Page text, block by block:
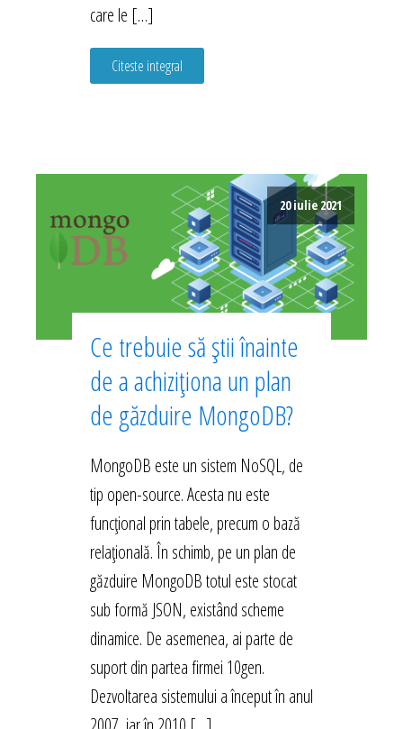
care le […]
Citeste integral
20 iulie 2021
Ce trebuie să știi înainte
de a achiziționa un plan
de găzduire MongoDB?
MongoDB este un sistem NoSQL, de
tip open-source. Acesta nu este
funcțional prin tabele, precum o bază
relațională. În schimb, pe un plan de
găzduire MongoDB totul este stocat
sub formă JSON, existând scheme
dinamice. De asemenea, ai parte de
suport din partea firmei 10gen.
Dezvoltarea sistemului a început în anul